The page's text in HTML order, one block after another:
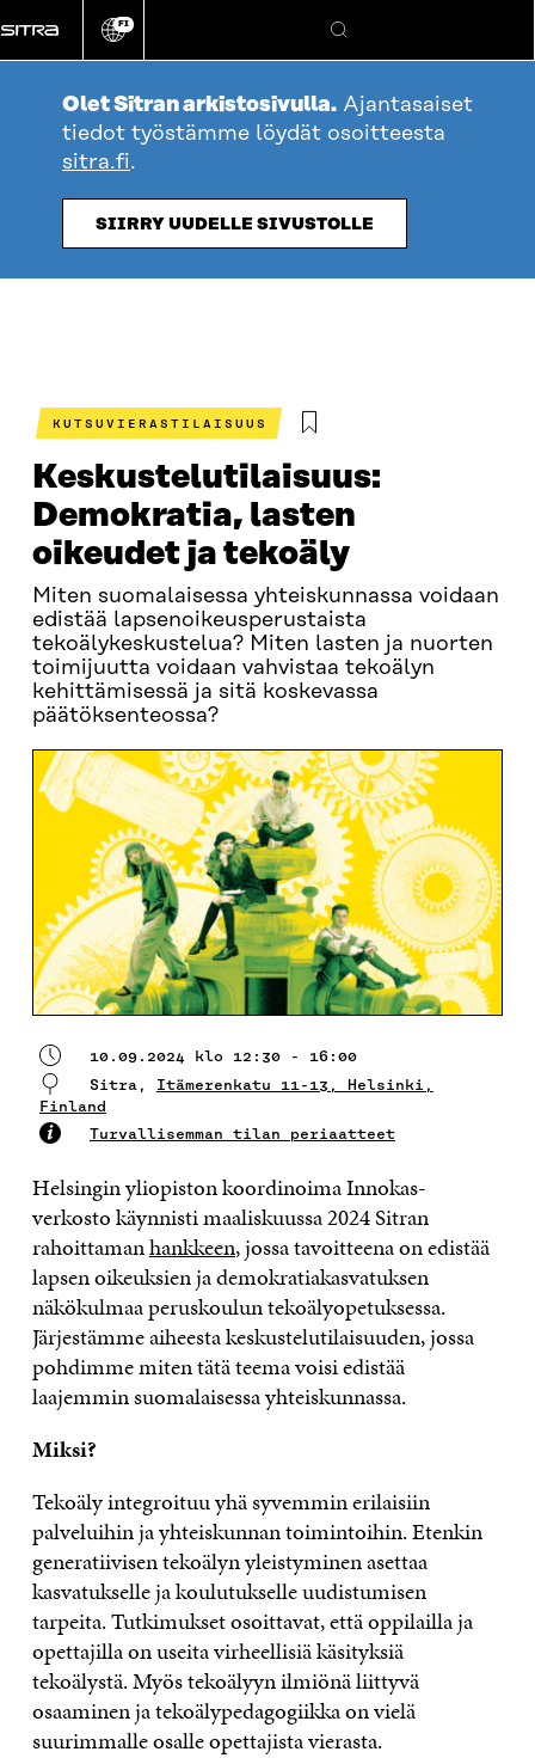
suoraan
sisältöön
Vaihda
kieli
FI
Hae
Olet Sitran arkistosivulla. Ajantasaiset
tiedot työstämme löydät osoitteesta
sitra.fi.
SIIRRY UUDELLE SIVUSTOLLE
KUTSUVIERASTILAISUUS
Keskustelutilaisuus:
Demokratia, lasten
oikeudet ja tekoäly
Miten suomalaisessa yhteiskunnassa voidaan
edistää lapsenoikeusperustaista
tekoälykeskustelua? Miten lasten ja nuorten
toimijuutta voidaan vahvistaa tekoälyn
kehittämisessä ja sitä koskevassa
päätöksenteossa?
10.09.2024 klo 12:30 - 16:00
Sitra, Itämerenkatu 11-13, Helsinki,
Finland
Turvallisemman tilan periaatteet
Helsingin yliopiston koordinoima Innokas-
verkosto käynnisti maaliskuussa 2024 Sitran
rahoittamanhankkeen, jossa tavoitteena on edistää
lapsen oikeuksien ja demokratiakasvatuksen
näkökulmaa peruskoulun tekoälyopetuksessa.
Järjestämme aiheesta keskustelutilaisuuden, jossa
pohdimme miten tätä teema voisi edistää
laajemmin suomalaisessa yhteiskunnassa.
Miksi?
Tekoäly integroituu yhä syvemmin erilaisiin
palveluihin ja yhteiskunnan toimintoihin. Etenkin
generatiivisen tekoälyn yleistyminen asettaa
kasvatukselle ja koulutukselle uudistumisen
tarpeita. Tutkimukset osoittavat, että oppilailla ja
opettajilla on useita virheellisiä käsityksiä
tekoälystä. Myös tekoälyyn ilmiönä liittyvä
osaaminen ja tekoälypedagogiikka on vielä
suurimmalle osalle opettajista vierasta.